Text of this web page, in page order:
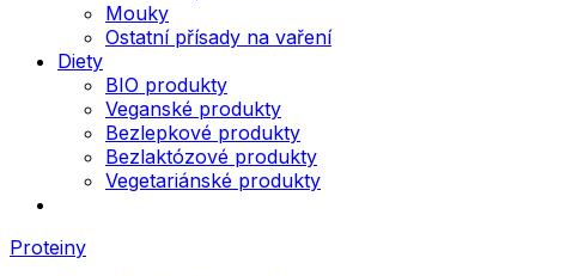
Mouky
Ostatní přísady na vaření
Diety
BIO produkty
Veganské produkty
Bezlepkové produkty
Bezlaktózové produkty
Vegetariánské produkty
Proteiny